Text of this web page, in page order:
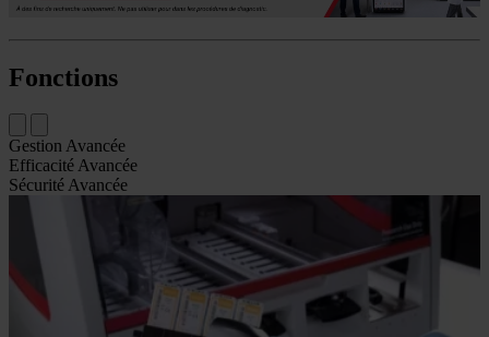
Fonctions
Gestion Avancée
Efficacité Avancée
Sécurité Avancée